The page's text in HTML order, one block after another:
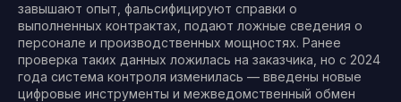
завышают опыт, фальсифицируют справки о
выполненных контрактах, подают ложные сведения о
персонале и производственных мощностях. Ранее
проверка таких данных ложилась на заказчика, но с 2024
года система контроля изменилась — введены новые
цифровые инструменты и межведомственный обмен